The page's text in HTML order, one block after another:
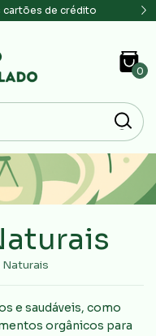
de crédito
0
e saudáveis, como
orgânicos para